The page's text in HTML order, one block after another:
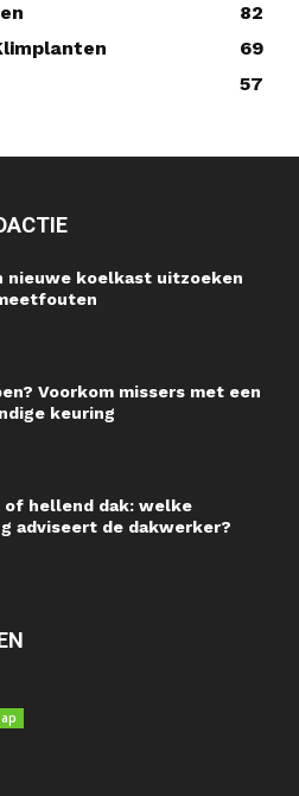
82
69
57
nieuwe koelkast uitzoeken
Voorkom missers met een
keuring
of hellend dak: welke
adviseert de dakwerker?